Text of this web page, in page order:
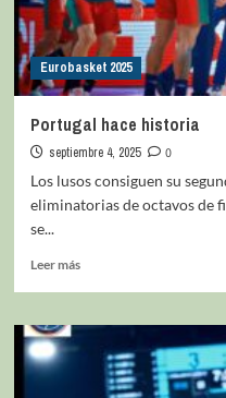
Eurobasket 2025
Portugal hace historia
septiembre 4, 2025
0
Los lusos consiguen su
eliminatorias de octavos de
se...
Leer más